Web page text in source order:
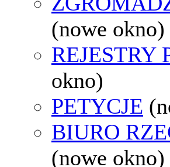
(nowe okno)
REJESTRY
okno)
PETYCJE
BIURO
(nowe okno)